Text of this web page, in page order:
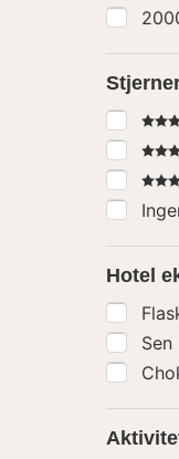
5
4
3
Hotel